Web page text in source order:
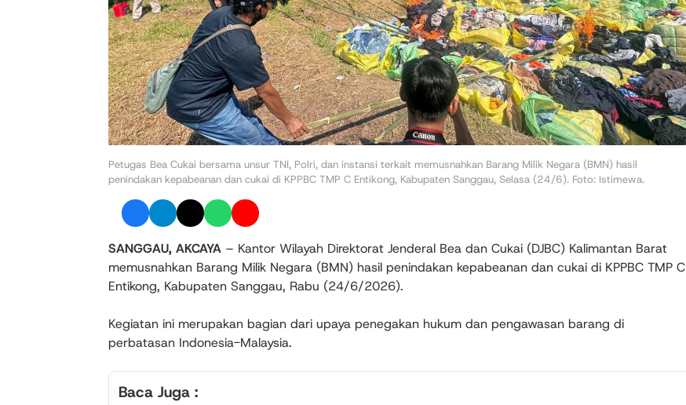
Petugas Bea Cukai bersama unsur TNI, Polri, dan instansi terkait memusnahkan Barang Milik Negara (BMN) hasil
penindakan kepabeanan dan cukai di KPPBC TMP C Entikong, Kabupaten Sanggau, Selasa (24/6). Foto: Istimewa.
SANGGAU, AKCAYA – Kantor Wilayah Direktorat Jenderal Bea dan Cukai (DJBC) Kalimantan Barat
memusnahkan Barang Milik Negara (BMN) hasil penindakan kepabeanan dan cukai di KPPBC TMP C
Entikong, Kabupaten Sanggau, Rabu (24/6/2026).
Kegiatan ini merupakan bagian dari upaya penegakan hukum dan pengawasan barang di
perbatasan Indonesia-Malaysia.
Baca Juga :